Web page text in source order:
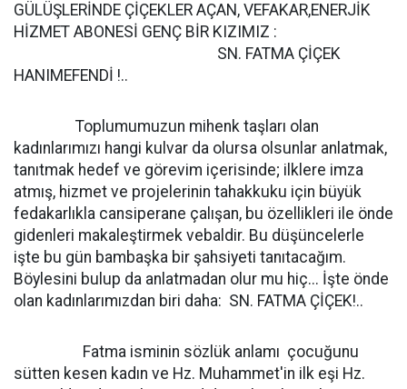
GÜLÜŞLERİNDE ÇİÇEKLER AÇAN, VEFAKAR,ENERJİK
HİZMET ABONESİ GENÇ BİR KIZIMIZ :
SN. FATMA ÇİÇEK
HANIMEFENDİ !..
Toplumumuzun mihenk taşları olan
kadınlarımızı hangi kulvar da olursa olsunlar anlatmak,
tanıtmak hedef ve görevim içerisinde; ilklere imza
atmış, hizmet ve projelerinin tahakkuku için büyük
fedakarlıkla cansiperane çalışan, bu özellikleri ile önde
gidenleri makaleştirmek vebaldir. Bu düşüncelerle
işte bu gün bambaşka bir şahsiyeti tanıtacağım.
Böylesini bulup da anlatmadan olur mu hiç... İşte önde
olan kadınlarımızdan biri daha: SN. FATMA ÇİÇEK!..
Fatma isminin sözlük anlamı  çocuğunu
sütten kesen kadın ve Hz. Muhammet'in ilk eşi Hz.